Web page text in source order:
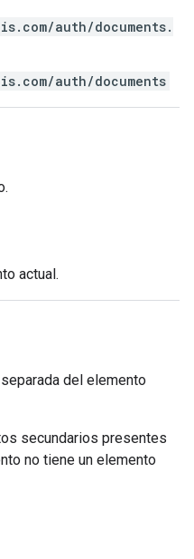
auth/documents.
auth/documents
actual.
del elemento
secundarios presentes
no tiene un elemento